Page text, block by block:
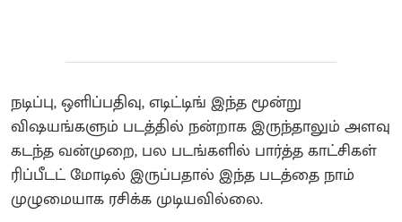
நடிப்பு, ஒளிப்பதிவு, எடிட்டிங் இந்த மூன்று
விஷயங்களும் படத்தில் நன்றாக இருந்தாலும் அளவு
கடந்த வன்முறை, பல படங்களில் பார்த்த காட்சிகள்
ரிப்பீடட் மோடில் இருப்பதால் இந்த படத்தை நாம்
முழுமையாக ரசிக்க முடியவில்லை.